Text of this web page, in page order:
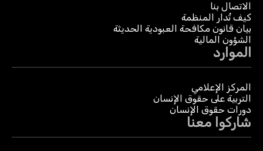
الاتصال بنا
كيف تُدار المنظمة
بيان قانون مكافحة العبودية الحديثة
الشؤون المالية
الموارد
المركز الإعلامي
التربية على حقوق الإنسان
دورات حقوق الإنسان
شاركوا معنا